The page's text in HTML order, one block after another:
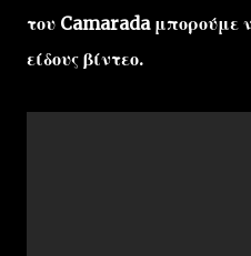
του Camarada μπορούμε
είδους βίντεο.